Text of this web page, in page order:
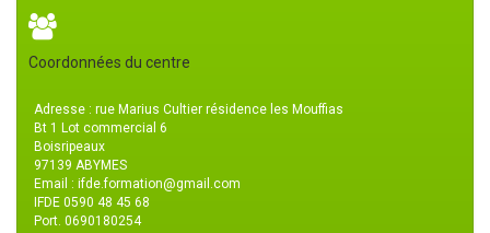
Coordonnées du centre
Adresse : rue Marius Cultier résidence les Mouffias
Bt 1 Lot commercial 6
Boisripeaux
97139 ABYMES
Email : ifde.formation@gmail.com
IFDE 0590 48 45 68
Port. 0690180254